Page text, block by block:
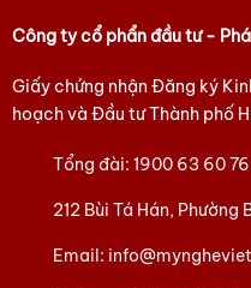
Công ty cổ phẩn đầu tư -
Giấy chứng nhận Đăng ký
hoạch và Đầu tư Thành phố
Tổng đài:1900 63 60 76
212 Bùi Tá Hán, Phường
Email: